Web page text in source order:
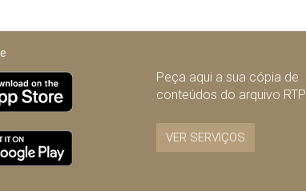
Peça aqui a sua cópia de
conteúdos do arquivo RTP
VER SERVIÇOS